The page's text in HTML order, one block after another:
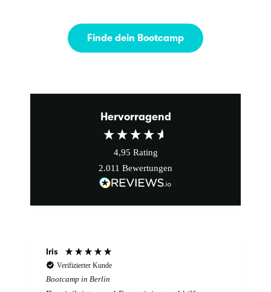
Finde dein Bootcamp
Hervorragend
4,95 Rating
2.011 Bewertungen
Iris
Verifizierter Kunde
Bootcamp in Berlin